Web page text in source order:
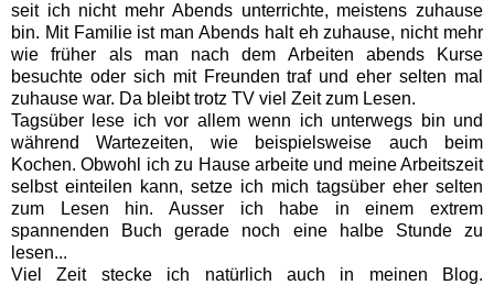
seit ich nicht mehr Abends unterrichte, meistens zuhause
bin. Mit Familie ist man Abends halt eh zuhause, nicht mehr
wie früher als man nach dem Arbeiten abends Kurse
besuchte oder sich mit Freunden traf und eher selten mal
zuhause war. Da bleibt trotz TV viel Zeit zum Lesen.
Tagsüber lese ich vor allem wenn ich unterwegs bin und
während Wartezeiten, wie beispielsweise auch beim
Kochen. Obwohl ich zu Hause arbeite und meine Arbeitszeit
selbst einteilen kann, setze ich mich tagsüber eher selten
zum Lesen hin. Ausser ich habe in einem extrem
spannenden Buch gerade noch eine halbe Stunde zu
lesen...
Viel Zeit stecke ich natürlich auch in meinen Blog.